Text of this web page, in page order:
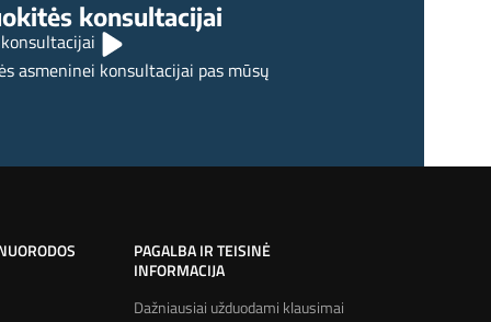
konsultacijai
asmeninei konsultacijai pas mūsų
PAGALBA IR TEISINĖ
INFORMACIJA
Dažniausiai užduodami klausimai